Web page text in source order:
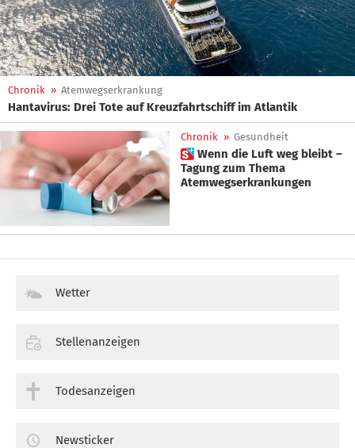
Chronik » Atemwegserkrankung
Hantavirus: Drei Tote auf Kreuzfahrtschiff im Atlantik
Chronik » Gesundheit
 Wenn die Luft weg bleibt –
Tagung zum Thema
Atemwegserkrankungen
Wetter
Stellenanzeigen
Todesanzeigen
Newsticker